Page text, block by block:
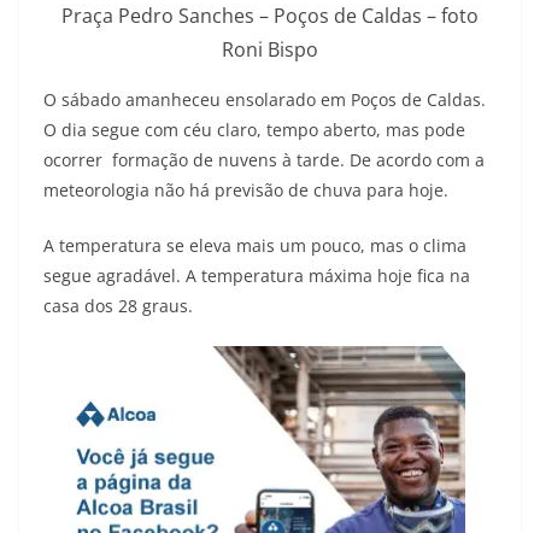
Praça Pedro Sanches – Poços de Caldas – foto
Roni Bispo
O sábado amanheceu ensolarado em Poços de Caldas.
O dia segue com céu claro, tempo aberto, mas pode
ocorrer formação de nuvens à tarde. De acordo com a
meteorologia não há previsão de chuva para hoje.
A temperatura se eleva mais um pouco, mas o clima
segue agradável. A temperatura máxima hoje fica na
casa dos 28 graus.